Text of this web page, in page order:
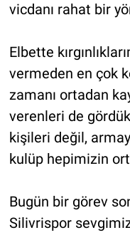
vicdanı rahat bir
Elbette
vermeden en çok
zamanı ortadan
verenleri de
kişileri değil,
kulüp hepimizin
Bugün bir görev
Silivrispor